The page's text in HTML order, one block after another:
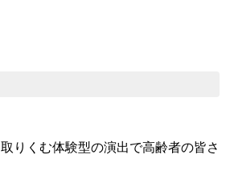
りくむ体験型の演出で高齢者の皆さ